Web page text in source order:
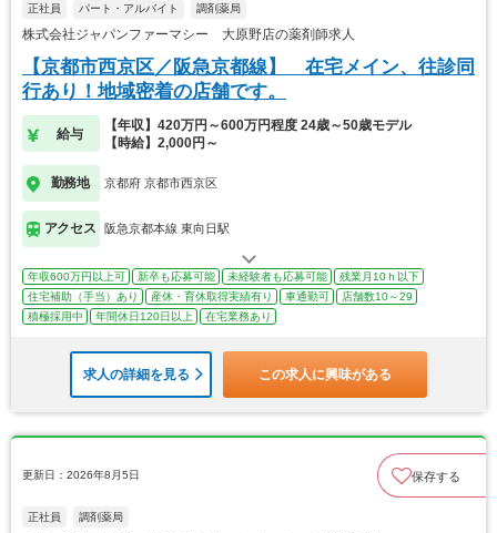
正社員 パート・アルバイト 調剤薬局
株式会社ジャパンファーマシー 大原野店の薬剤師求人
【京都市西京区／阪急京都線】 在宅メイン、往診同
行あり！地域密着の店舗です。
給与
【年収】420万円～600万円程度 24歳～50歳モデル
【時給】2,000円～
勤務地 京都府 京都市西京区
アクセス 阪急京都本線 東向日駅
年収600万円以上可 新卒も応募可能 未経験者も応募可能
残業月10ｈ以下
住宅補助（手当）あり
産休・育休取得実績有り 車通勤可
店舗数10～29
積極採用中
年間休日120日以上 在宅業務あり
求人の詳細を見る この求人に興味がある
更新日：2026年8月5日 保存する
正社員 調剤薬局